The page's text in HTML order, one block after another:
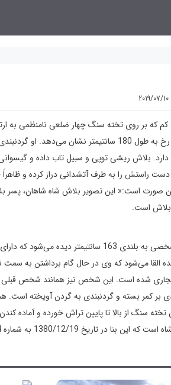
2019/07/10
گرفته است.نقش میانی،«بلاش» شاه اشکانی را به حالت تمام رخ به
بلاش ریشی توپی و سبیل تاب داده و گیسوانی
راستش را به طرف آتشدانی دراز کرده و ظاهراً
بدین صورت است:« این تصویر بلاش شاه شاهان،
بلاش است.
در سمت چپ نقش بلاش و بر ضلع دیگر تخته سنگ، نقش شخصی
القا می‌شود که وی در حال گام برداشتن
شده است. این شخص نیز همانند شخص
بر کمر بسته و گردنبندی به گردن آویخته
از بالا تا پایین تراش خورده و آماده
در تاریخ 1380/12/19 به شماره 4884 به ثبت ملی رسیده است.